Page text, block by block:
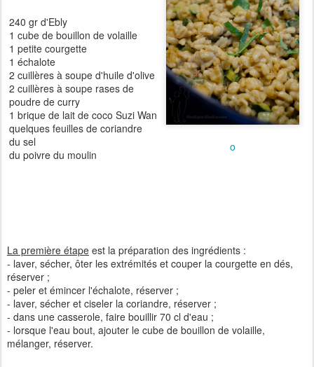
o
240 gr d'Ebly
1 cube de bouillon de volaille
1 petite courgette
1 échalote
2 cuillères à soupe d'huile d'olive
2 cuillères à soupe rases de
poudre de curry
1 brique de lait de coco Suzi Wan
quelques feuilles de coriandre
du sel
du poivre du moulin
La première étape est la préparation des ingrédients :
- laver, sécher, ôter les extrémités et couper la courgette en dés,
réserver ;
- peler et émincer l'échalote, réserver ;
- laver, sécher et ciseler la coriandre, réserver ;
- dans une casserole, faire bouillir 70 cl d'eau ;
- lorsque l'eau bout, ajouter le cube de bouillon de volaille,
mélanger, réserver.